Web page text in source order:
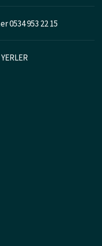
0534 953 22 15